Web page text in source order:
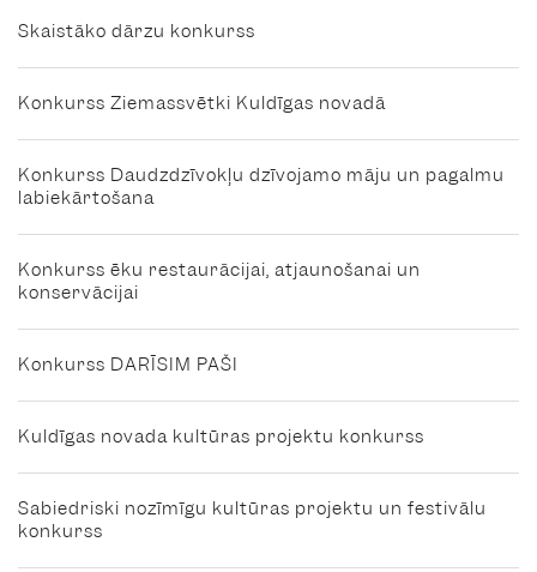
Skaistāko dārzu konkurss
Konkurss Ziemassvētki Kuldīgas novadā
Konkurss Daudzdzīvokļu dzīvojamo māju un pagalmu
labiekārtošana
Konkurss ēku restaurācijai, atjaunošanai un
konservācijai
Konkurss DARĪSIM PAŠI
Kuldīgas novada kultūras projektu konkurss
Sabiedriski nozīmīgu kultūras projektu un festivālu
konkurss